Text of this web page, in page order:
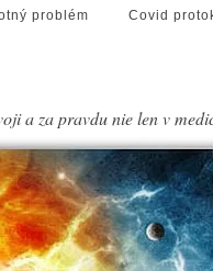
problém Covid
a za pravdu nie len v